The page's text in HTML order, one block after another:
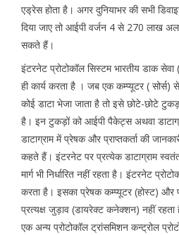
एड्रेस होता है। अगर दुनियाभर की सभी
दिया जाए तो आईपी वर्जन 4 से 270 लाख
सकते हैं।
इंटरनेट प्रोटोकॉल सिस्टम भारतीय डाक
ही कार्य करता है । जब एक कम्प्यूटर (
कोई डाटा भेजा जाता है तो इसे छोटे-छोटे
है। इन टुकड़ों को आईपी पैकेट्स अथवा
डाटाग्राम में प्रेषक और प्राप्तकर्ता की
कहते हैं। इंटरनेट पर प्रत्येक डाटाग्राम
मार्ग भी निर्धारित नहीं रहता है। इंटरनेट
करता है। इसका प्रेषक कम्प्यूटर (होस्ट) और
प्रत्यक्ष जुड़ाव (डायरेक्ट कनेक्शन) नहीं रहता
एक अन्य प्रोटोकॉल ट्रांसमिशन कन्ट्रोल